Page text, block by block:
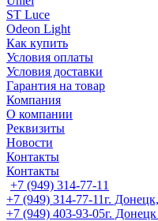
ST Luce
Odeon Light
Как купить
Условия оплаты
Условия доставки
Гарантия на товар
Компания
О компании
Реквизиты
Новости
Контакты
Контакты
+7 (949) 314-77-11
+7 (949) 314-77-11г.
+7 (949) 403-93-05г.